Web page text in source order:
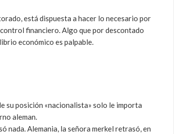
está dispuesta a hacer lo necesario por
financiero. Algo que por descontado
económico es palpable.
su posición «nacionalista» solo le importa
aleman.
nada. Alemania, la señora merkel retrasó, en